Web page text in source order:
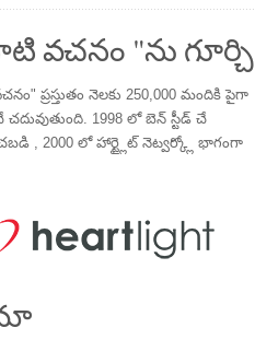
వచనం "ను గూర్చి
ప్రస్తుతం నెలకు 250,000 మందికి పైగా
చదువుతుంది. 1998 లో బెన్ స్టీడ్ చే
, 2000 లో హార్ట్లైట్ నెట్వర్క్లో భాగంగా